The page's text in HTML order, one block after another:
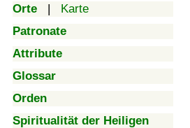
Orte | Karte
Patronate
Attribute
Glossar
Orden
Spiritualität der Heiligen